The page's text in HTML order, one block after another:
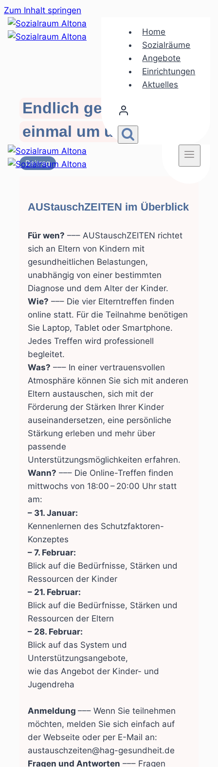
Zum Inhalt springen
Home
Sozialräume
Angebote
Einrichtungen
Aktuelles
Endlich geht es auch
einmal um uns Eltern
Beitrag
AUStauschZEITEN im Überblick
Für wen? ––– AUStauschZEITEN richtet
sich an Eltern von Kindern mit
gesundheitlichen Belastungen,
unabhängig von einer bestimmten
Diagnose und dem Alter der Kinder.
Wie? ––– Die vier Elterntreffen finden
online statt. Für die Teilnahme benötigen
Sie Laptop, Tablet oder Smartphone.
Jedes Treffen wird professionell
begleitet.
Was? ––– In einer vertrauensvollen
Atmosphäre können Sie sich mit anderen
Eltern austauschen, sich mit der
Förderung der Stärken Ihrer Kinder
auseinandersetzen, eine persönliche
Stärkung erleben und mehr über
passende
Unterstützungsmöglichkeiten erfahren.
Wann? ––– Die Online-Treffen finden
mittwochs von 18:00 – 20:00 Uhr statt
am:
– 31. Januar:
Kennenlernen des Schutzfaktoren-
Konzeptes
– 7. Februar:
Blick auf die Bedürfnisse, Stärken und
Ressourcen der Kinder
– 21. Februar:
Blick auf die Bedürfnisse, Stärken und
Ressourcen der Eltern
– 28. Februar:
Blick auf das System und
Unterstützungsangebote,
wie das Angebot der Kinder- und
Jugendreha
Anmeldung ––– Wenn Sie teilnehmen
möchten, melden Sie sich einfach auf
der Webseite oder per E-Mail an:
austauschzeiten@hag-gesundheit.de
Fragen und Antworten ––– Fragen